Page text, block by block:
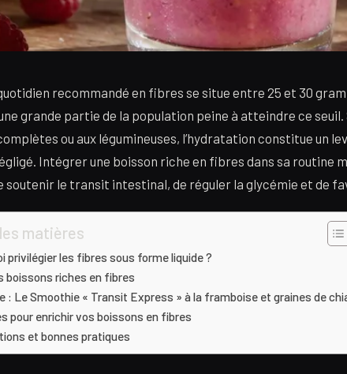
recommandé en fibres se situe entre 25 et 30
grande partie de la population peine à atteindre ce seuil.
ou aux légumineuses, l’hydratation constitue un
Intégrer une boisson riche en fibres dans sa routine
soutenir le transit intestinal, de réguler la glycémie et de
matières
privilégier les fibres sous forme liquide ?
boissons riches en fibres
: Le Smoothie « Transit Express » à la framboise et graines de
pour enrichir vos boissons en fibres
et bonnes pratiques